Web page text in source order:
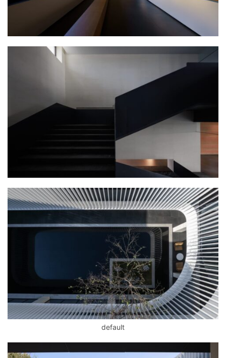
default